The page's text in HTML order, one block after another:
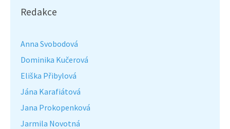
Redakce
Anna Svobodová
Dominika Kučerová
Eliška Přibylová
Jána Karafiátová
Jana Prokopenková
Jarmila Novotná